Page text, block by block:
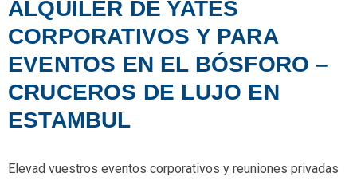
ALQUILER DE YATES
CORPORATIVOS Y PARA
EVENTOS EN EL BÓSFORO –
CRUCEROS DE LUJO EN
ESTAMBUL
Elevad vuestros eventos corporativos y reuniones privadas